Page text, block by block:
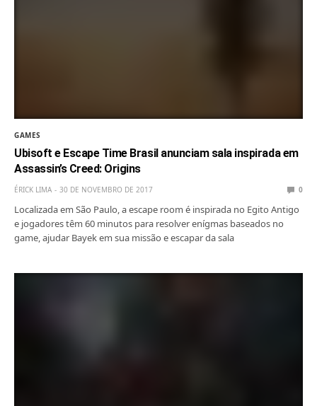
GAMES
Ubisoft e Escape Time Brasil anunciam sala inspirada em
Assassin’s Creed: Origins
ÉRICK LIMA 30 DE NOVEMBRO DE 2017 0
Localizada em São Paulo, a escape room é inspirada no Egito Antigo
e jogadores têm 60 minutos para resolver enígmas baseados no
game, ajudar Bayek em sua missão e escapar da sala